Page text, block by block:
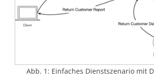
Abb. 1: Einfaches Dienstszenario mit